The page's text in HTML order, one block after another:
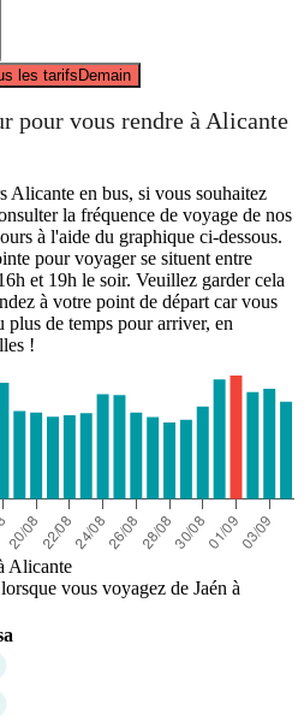
les tarifsDemain
pour vous rendre à Alicante
Alicante en bus, si vous souhaitez
la fréquence de voyage de nos
à l'aide du graphique ci-dessous.
pour voyager se situent entre
et 19h le soir. Veuillez garder cela
à votre point de départ car vous
de temps pour arriver, en
!
Alicante
vous voyagez de Jaén à